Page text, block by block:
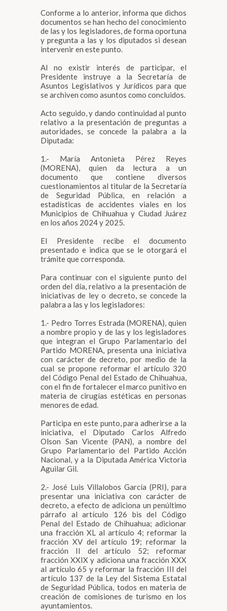
Conforme a lo anterior, informa que dichos
documentos se han hecho del conocimiento
de las y los legisladores, de forma oportuna
y pregunta a las y los diputados si desean
intervenir en este punto.
Al no existir interés de participar, el
Presidente instruye a la Secretaría de
Asuntos Legislativos y Jurídicos para que
se archiven como asuntos como concluidos.
Acto seguido, y dando continuidad al punto
relativo a la presentación de preguntas a
autoridades, se concede la palabra a la
Diputada:
1.- María Antonieta Pérez Reyes
(MORENA), quien da lectura a un
documento que contiene diversos
cuestionamientos al titular de la Secretaría
de Seguridad Pública, en relación a
estadísticas de accidentes viales en los
Municipios de Chihuahua y Ciudad Juárez
en los años 2024 y 2025.
El Presidente recibe el documento
presentado e indica que se le otorgará el
trámite que corresponda.
Para continuar con el siguiente punto del
orden del día, relativo a la presentación de
iniciativas de ley o decreto, se concede la
palabra a las y los legisladores:
1.- Pedro Torres Estrada (MORENA), quien
a nombre propio y de las y los legisladores
que integran el Grupo Parlamentario del
Partido MORENA, presenta una iniciativa
con carácter de decreto, por medio de la
cual se propone reformar el artículo 320
del Código Penal del Estado de Chihuahua,
con el fin de fortalecer el marco punitivo en
materia de cirugías estéticas en personas
menores de edad.
Participa en este punto, para adherirse a la
iniciativa, el Diputado Carlos Alfredo
Olson San Vicente (PAN), a nombre del
Grupo Parlamentario del Partido Acción
Nacional, y a la Diputada América Victoria
Aguilar Gil.
2.- José Luis Villalobos García (PRI), para
presentar una iniciativa con carácter de
decreto, a efecto de adiciona un penúltimo
párrafo al artículo 126 bis del Código
Penal del Estado de Chihuahua; adicionar
una fracción XL al artículo 4; reformar la
fracción XV del artículo 19; reformar la
fracción II del artículo 52; reformar
fracción XXIX y adiciona una fracción XXX
al artículo 65 y reformar la fracción III del
artículo 137 de la Ley del Sistema Estatal
de Seguridad Pública, todos en materia de
creación de comisiones de turismo en los
ayuntamientos.